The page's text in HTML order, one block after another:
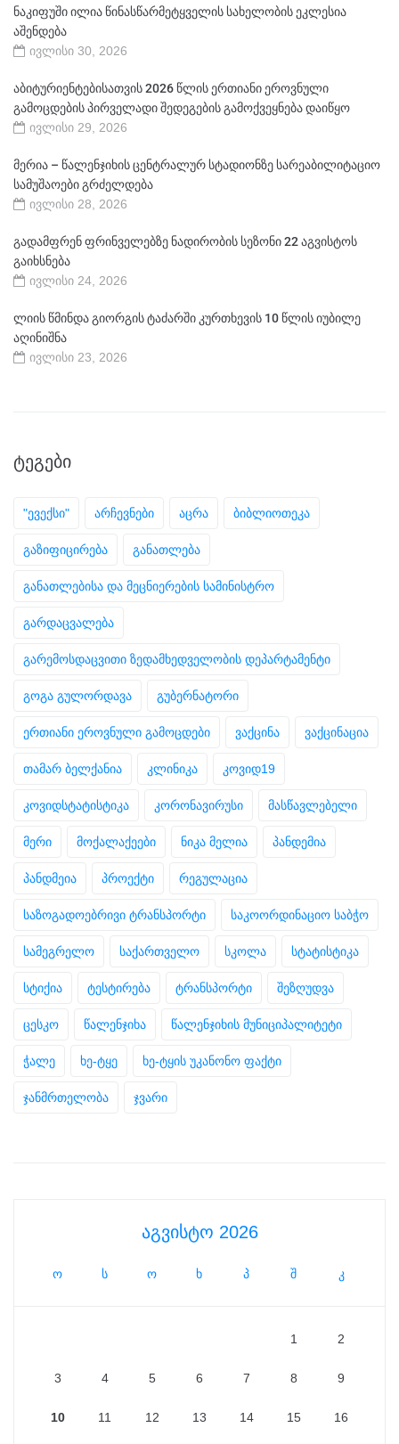
ნაკიფუში ილია წინასწარმეტყველის სახელობის ეკლესია
აშენდება
ივლისი 30, 2026
აბიტურიენტებისათვის 2026 წლის ერთიანი ეროვნული
გამოცდების პირველადი შედეგების გამოქვეყნება დაიწყო
ივლისი 29, 2026
მერია – წალენჯიხის ცენტრალურ სტადიონზე სარეაბილიტაციო
სამუშაოები გრძელდება
ივლისი 28, 2026
გადამფრენ ფრინველებზე ნადირობის სეზონი 22 აგვისტოს
გაიხსნება
ივლისი 24, 2026
ლიის წმინდა გიორგის ტაძარში კურთხევის 10 წლის იუბილე
აღინიშნა
ივლისი 23, 2026
ᲢᲔᲒᲔᲑᲘ
"ევექსი" არჩევნები აცრა ბიბლიოთეკა
გაზიფიცირება განათლება
განათლებისა და მეცნიერების სამინისტრო
გარდაცვალება
გარემოსდაცვითი ზედამხედველობის დეპარტამენტი
გოგა გულორდავა გუბერნატორი
ერთიანი ეროვნული გამოცდები ვაქცინა ვაქცინაცია
თამარ ბელქანია კლინიკა კოვიდ19
კოვიდსტატისტიკა კორონავირუსი მასწავლებელი
მერი მოქალაქეები ნიკა მელია პანდემია
პანდმეია პროექტი რეგულაცია
საზოგადოებრივი ტრანსპორტი საკოორდინაციო საბჭო
სამეგრელო საქართველო სკოლა სტატისტიკა
სტიქია ტესტირება ტრანსპორტი შეზღუდვა
ცესკო წალენჯიხა წალენჯიხის მუნიციპალიტეტი
ჭალე ხე-ტყე ხე-ტყის უკანონო ფაქტი
ჯანმრთელობა ჯვარი
აგვისტო 2026
ო ს ო ხ პ შ კ
1 2
3 4 5 6 7 8 9
10 11 12 13 14 15 16